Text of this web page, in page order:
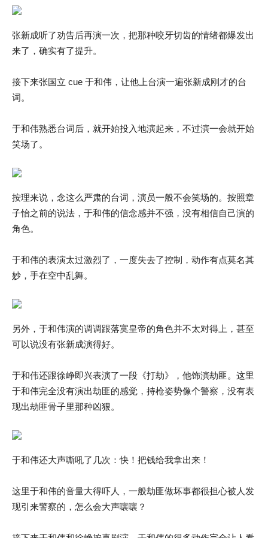
张新成听了劝告后再演一次，把那种咬牙切齿的情绪都爆发出
来了，确实有了提升。
接下来张国立 cue 于和伟，让他上台演一遍张新成刚才的台
词。
于和伟熟悉台词后，就开始投入地演起来，不过演一会就开始
笑场了。
按理来说，念这么严肃的台词，演员一般不会笑场的。按照章
子怡之前的说法，于和伟的信念感并不强，没有相信自己演的
角色。
于和伟的表演太过激烈了，一度失去了控制，动作有点莫名其
妙，手在空中乱舞。
另外，于和伟演的调调跟落寞皇帝的角色并不太对得上，甚至
可以说没有张新成演得好。
于和伟还跟徐峥即兴表演了一段《打劫》，他饰演劫匪。这里
于和伟完全没有演出劫匪的感觉，持枪姿势像个警察，没有表
现出劫匪骨子里那种凶狠。
于和伟还大声嘶吼了几次：快！把钱给我拿出来！
这里于和伟的音量大得吓人，一般劫匪做坏事都很担心被人发
现引来警察的，怎么会大声嚷嚷？